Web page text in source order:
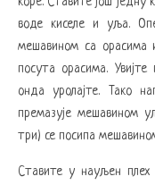
воде киселе и уља.
мешавином са орасима
посута орасима.
онда уролајте. Тако
премазује мешавином
три) се посипа
Ставите у науљен